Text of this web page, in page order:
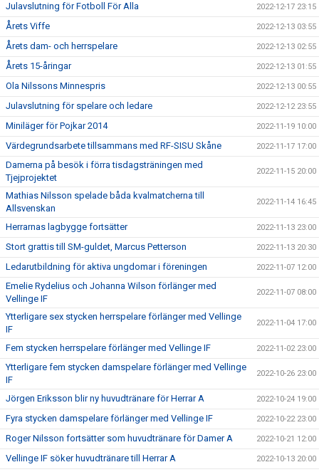
Julavslutning för Fotboll För Alla 2022-12-17 23:15
Årets Viffe 2022-12-13 03:55
Årets dam- och herrspelare 2022-12-13 02:55
Årets 15-åringar 2022-12-13 01:55
Ola Nilssons Minnespris 2022-12-13 00:55
Julavslutning för spelare och ledare 2022-12-12 23:55
Miniläger för Pojkar 2014 2022-11-19 10:00
Värdegrundsarbete tillsammans med RF-SISU Skåne 2022-11-17 17:00
Damerna på besök i förra tisdagsträningen med
Tjejprojektet
2022-11-15 20:00
Mathias Nilsson spelade båda kvalmatcherna till
Allsvenskan
2022-11-14 16:45
Herrarnas lagbygge fortsätter 2022-11-13 23:00
Stort grattis till SM-guldet, Marcus Petterson 2022-11-13 20:30
Ledarutbildning för aktiva ungdomar i föreningen 2022-11-07 12:00
Emelie Rydelius och Johanna Wilson förlänger med
Vellinge IF
2022-11-07 08:00
Ytterligare sex stycken herrspelare förlänger med Vellinge
IF
2022-11-04 17:00
Fem stycken herrspelare förlänger med Vellinge IF 2022-11-02 23:00
Ytterligare fem stycken damspelare förlänger med Vellinge
IF
2022-10-26 23:00
Jörgen Eriksson blir ny huvudtränare för Herrar A 2022-10-24 19:00
Fyra stycken damspelare förlänger med Vellinge IF 2022-10-22 23:00
Roger Nilsson fortsätter som huvudtränare för Damer A 2022-10-21 12:00
Vellinge IF söker huvudtränare till Herrar A 2022-10-13 20:00